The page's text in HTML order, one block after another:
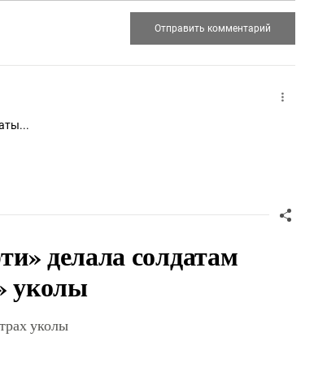
делала солдатам
уколы
уколы